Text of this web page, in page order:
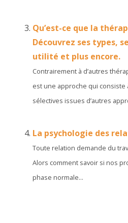
Qu’est-ce que la
Découvrez ses types,
utilité et plus encore.
Contrairement à d’autres
est une approche qui
sélectives issues d’autres
La psychologie des
Toute relation demande du
Alors comment savoir si nos
phase normale...